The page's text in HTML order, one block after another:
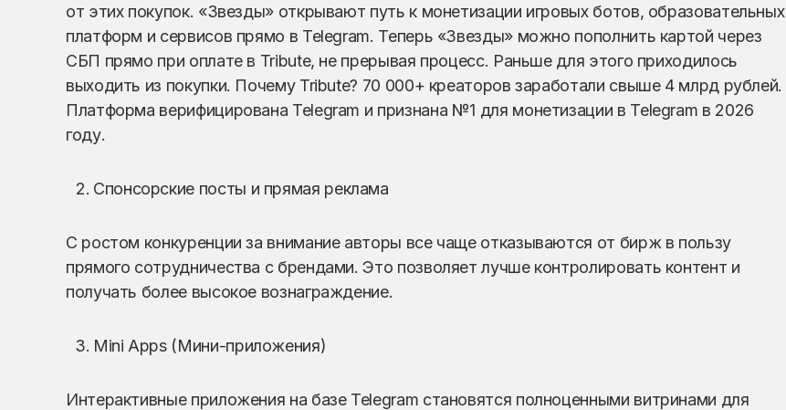
от этих покупок. «Звезды» открывают путь к монетизации игровых ботов, образовательных
платформ и сервисов прямо в Telegram. Теперь «Звезды» можно пополнить картой через
СБП прямо при оплате в Tribute, не прерывая процесс. Раньше для этого приходилось
выходить из покупки. Почему Tribute? 70 000+ креаторов заработали свыше 4 млрд рублей.
Платформа верифицирована Telegram и признана №1 для монетизации в Telegram в 2026
году.
Спонсорские посты и прямая реклама
С ростом конкуренции за внимание авторы все чаще отказываются от бирж в пользу
прямого сотрудничества с брендами. Это позволяет лучше контролировать контент и
получать более высокое вознаграждение.
Mini Apps (Мини-приложения)
Интерактивные приложения на базе Telegram становятся полноценными витринами для